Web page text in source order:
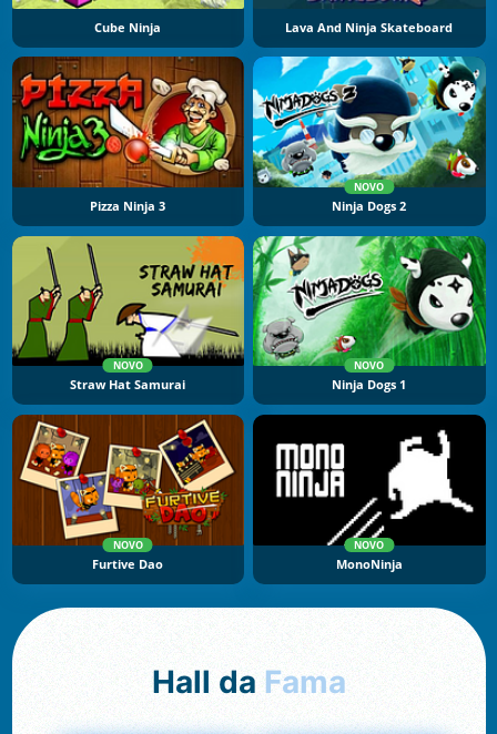
Cube Ninja Lava And Ninja Skateboard
Pizza Ninja 3
NOVO
Ninja Dogs 2
NOVO
Straw Hat Samurai
NOVO
Ninja Dogs 1
NOVO
Furtive Dao
NOVO
MonoNinja
Hall da Fama